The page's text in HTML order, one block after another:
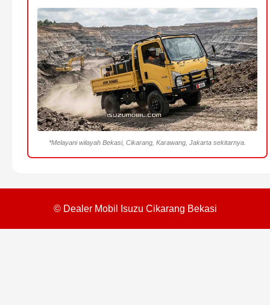
*Melayani wilayah Bekasi, Cikarang, Karawang, Jakarta sekitarnya.
© Dealer Mobil Isuzu Cikarang Bekasi